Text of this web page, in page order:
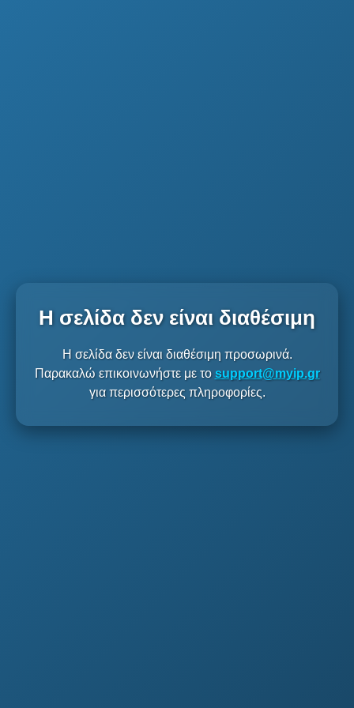
Η σελίδα δεν είναι διαθέσιμη
Η σελίδα δεν είναι διαθέσιμη προσωρινά.
Παρακαλώ επικοινωνήστε με το support@myip.gr
για περισσότερες πληροφορίες.